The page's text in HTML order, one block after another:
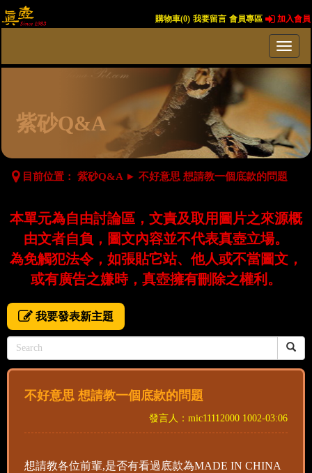
購物車(0) 我要留言 會員專區 加入會員
紫砂Q&A
目前位置：紫砂Q&A ►不好意思 想請教一個底款的問題
本單元為自由討論區，文責及取用圖片之來源概
由文者自負，圖文內容並不代表真壺立場。
為免觸犯法令，如張貼它站、他人或不當圖文，
或有廣告之嫌時，真壺擁有刪除之權利。
我要發表新主題
不好意思 想請教一個底款的問題
發言人：mic11112000 1002-03:06
想請教各位前輩,是否有看過底款為MADE IN CHINA